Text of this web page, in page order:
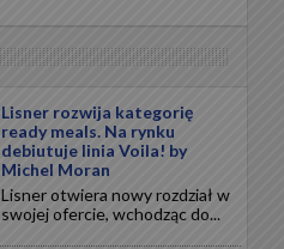
Lisner rozwija kategorię
ready meals. Na rynku
debiutuje linia Voila! by
Michel Moran
Lisner otwiera nowy rozdział w
swojej ofercie, wchodząc do...